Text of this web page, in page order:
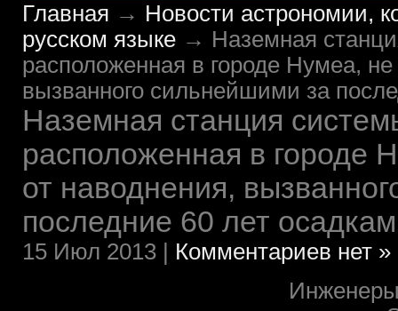
Главная → Новости астрономии,
русском языке → Наземная
расположенная в городе Нумеа,
вызванного сильнейшими за
Наземная станция
расположенная в городе
от наводнения,
последние 60 лет
15 Июл 2013 | Комментариев нет »